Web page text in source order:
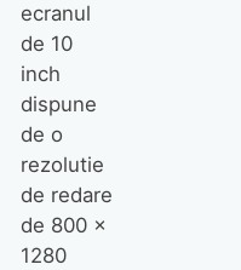
ecranul
de 10
inch
dispune
de o
rezolutie
de redare
de 800 x
1280